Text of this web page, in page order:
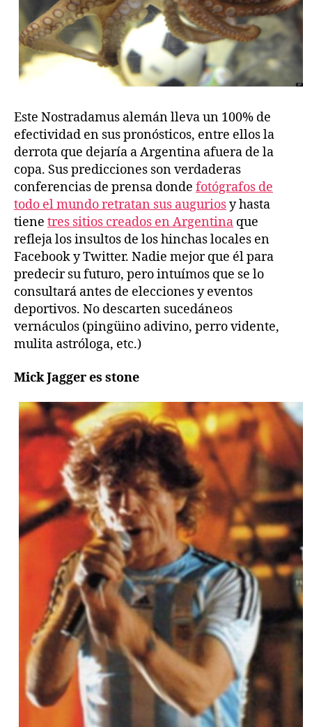
Este Nostradamus alemán lleva un 100% de
efectividad en sus pronósticos, entre ellos la
derrota que dejaría a Argentina afuera de la
copa. Sus predicciones son verdaderas
conferencias de prensa donde fotógrafos de
todo el mundo retratan sus auguriosy hasta
tiene tres sitios creados en Argentina que
refleja los insultos de los hinchas locales en
Facebook y Twitter. Nadie mejor que él para
predecir su futuro, pero intuímos que se lo
consultará antes de elecciones y eventos
deportivos. No descarten sucedáneos
vernáculos (pingüino adivino, perro vidente,
mulita astróloga, etc.)
Mick Jagger es stone